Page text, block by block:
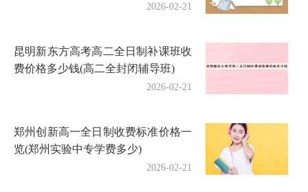
2026-02-21
昆明新东方高考高二全日制补课班收
费价格多少钱(高二全封闭辅导班)
2026-02-21
郑州创新高一全日制收费标准价格一
览(郑州实验中专学费多少)
2026-02-21